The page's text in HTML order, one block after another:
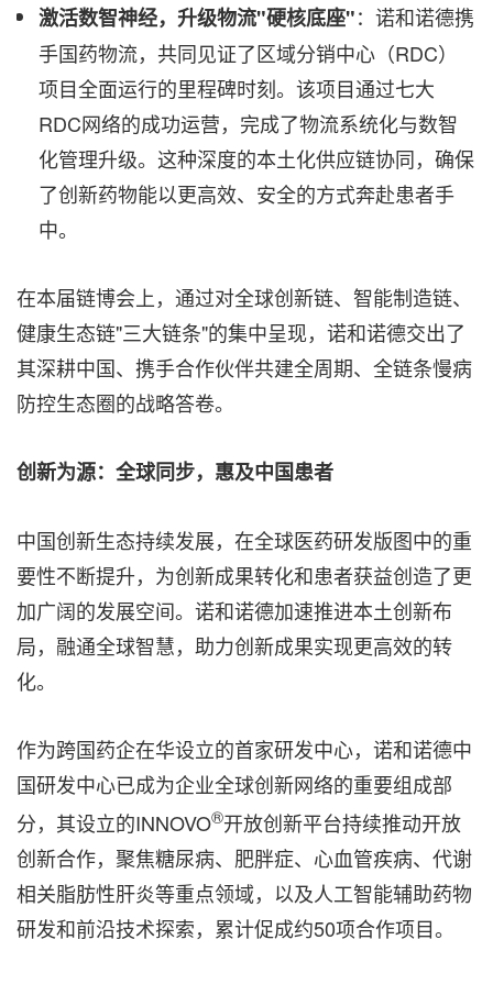
激活数智神经，升级物流"硬核底座"：诺和诺德携
手国药物流，共同见证了区域分销中心（RDC）
项目全面运行的里程碑时刻。该项目通过七大
RDC网络的成功运营，完成了物流系统化与数智
化管理升级。这种深度的本土化供应链协同，确保
了创新药物能以更高效、安全的方式奔赴患者手
中。
在本届链博会上，通过对全球创新链、智能制造链、
健康生态链"三大链条"的集中呈现，诺和诺德交出了
其深耕中国、携手合作伙伴共建全周期、全链条慢病
防控生态圈的战略答卷。
创新为源：全球同步，惠及中国患者
中国创新生态持续发展，在全球医药研发版图中的重
要性不断提升，为创新成果转化和患者获益创造了更
加广阔的发展空间。诺和诺德加速推进本土创新布
局，融通全球智慧，助力创新成果实现更高效的转
化。
作为跨国药企在华设立的首家研发中心，诺和诺德中
国研发中心已成为企业全球创新网络的重要组成部
分，其设立的INNOVO®开放创新平台持续推动开放
创新合作，聚焦糖尿病、肥胖症、心血管疾病、代谢
相关脂肪性肝炎等重点领域，以及人工智能辅助药物
研发和前沿技术探索，累计促成约50项合作项目。